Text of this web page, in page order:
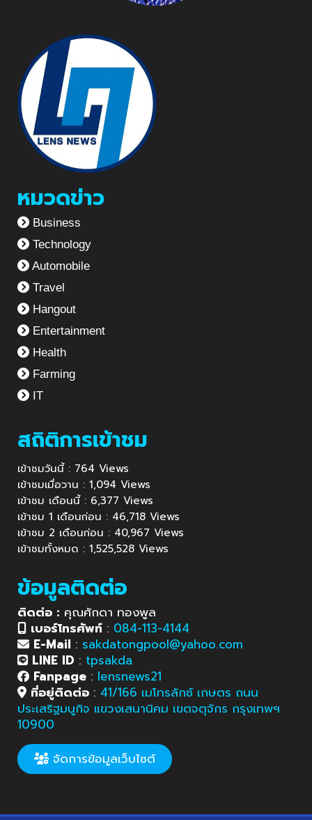
หมวดข่าว
Business
Technology
Automobile
Travel
Hangout
Entertainment
Health
Farming
IT
สถิติการเข้าชม
เข้าชมวันนี้ : 764 Views
เข้าชมเมื่อวาน : 1,094 Views
เข้าชม เดือนนี้ : 6,377 Views
เข้าชม 1 เดือนก่อน : 46,718 Views
เข้าชม 2 เดือนก่อน : 40,967 Views
เข้าชมทั้งหมด : 1,525,528 Views
ข้อมูลติดต่อ
ติดต่อ : คุณศักดา ทองพูล
เบอร์โทรศัพท์ : 084-113-4144
E-Mail : sakdatongpool@yahoo.com
LINE ID : tpsakda
Fanpage : lensnews21
ที่อยู่ติดต่อ : 41/166 เมโทรลักซ์ เกษตร ถนน
ประเสริฐมนูกิจ แขวงเสนานิคม เขตจตุจักร กรุงเทพฯ
10900
จัดการข้อมูลเว็บไซต์